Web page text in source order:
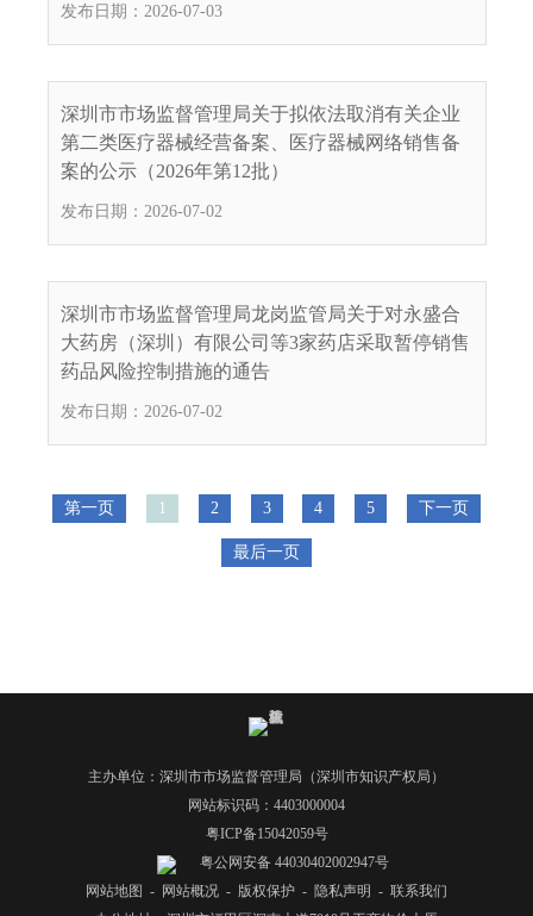
发布日期：2026-07-03
深圳市市场监督管理局关于拟依法取消有关企业
第二类医疗器械经营备案、医疗器械网络销售备
案的公示（2026年第12批）
发布日期：2026-07-02
深圳市市场监督管理局龙岗监管局关于对永盛合
大药房（深圳）有限公司等3家药店采取暂停销售
药品风险控制措施的通告
发布日期：2026-07-02
第一页 1 2 3 4 5 下一页
最后一页
主办单位：深圳市市场监督管理局（深圳市知识产权局）
网站标识码：4403000004
粤ICP备15042059号
粤公网安备 44030402002947号
网站地图 - 网站概况 - 版权保护 - 隐私声明 - 联系我们